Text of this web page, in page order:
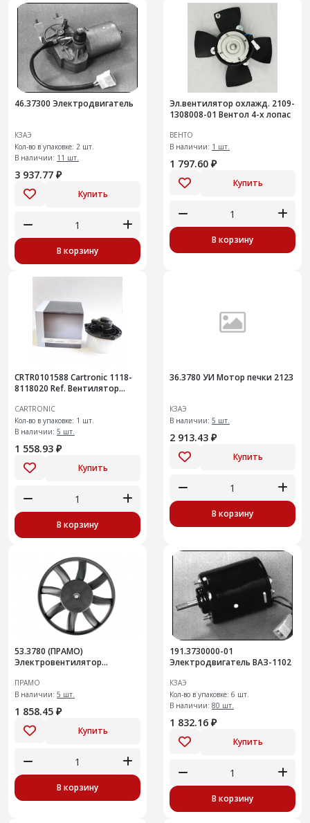
46.37300 Электродвигатель
КЗАЭ
Кол-во в упаковке: 2 шт.
В наличии: 11 шт.
3 937.77 ₽
Купить
В корзину
Эл.вентилятор охлажд. 2109-
1308008-01 Вентол 4-х лопас
ВЕНТО
В наличии: 1 шт.
1 797.60 ₽
Купить
В корзину
CRTR0101588 Cartronic 1118-
8118020 Ref. Вентилятор
/CARTRONIC
Кол-во в упаковке: 1 шт.
В наличии: 5 шт.
1 558.93 ₽
Купить
В корзину
36.3780 УИ Мотор печки 2123
КЗАЭ
В наличии: 5 шт.
2 913.43 ₽
Купить
В корзину
53.3780 (ПРАМО)
Электровентилятор
ПРАМО
В наличии: 5 шт.
1 858.45 ₽
Купить
В корзину
191.3730000-01
Электродвигатель ВАЗ-1102
КЗАЭ
Кол-во в упаковке: 6 шт.
В наличии: 80 шт.
1 832.16 ₽
Купить
В корзину